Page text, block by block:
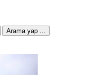
Arama yap ...